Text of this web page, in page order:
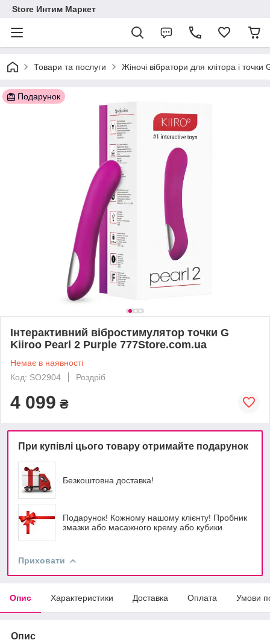
Store Интим Маркет
Товари та послуги Жіночі вібратори для клітора і
Подарунок
Інтерактивний вібростимулятор точки G
Kiiroo Pearl 2 Purple 777Store.com.ua
Немає в наявності
Код: SO2904
Роздріб
4 099 ₴
При купівлі цього товару отримайте подарунок
Безкоштовна доставка!
Подарунок! Кожному нашому клієнту! Пробник
змазки або масажного крему або кубики
Приховати
Опис Характеристики Доставка Оплата Умови
Опис